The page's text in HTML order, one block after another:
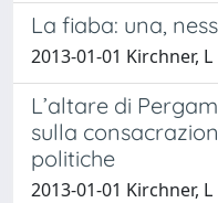
La fiaba: una,
2013-01-01 Kirchner, L
L’altare di
sulla
politiche
2013-01-01 Kirchner, L